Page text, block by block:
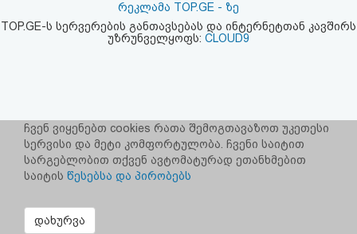
შეთანხმება
უარყოფა
რეკლამა TOP.GE - ზე
TOP.GE-ს სერვერების განთავსებას და ინტერნეტთან კავშირს
უზრუნველყოფს: CLOUD9
ჩვენ ვიყენებთ cookies რათა შემოგთავაზოთ უკეთესი
სერვისი და მეტი კომფორტულობა. ჩვენი საიტით
სარგებლობით თქვენ ავტომატურად ეთანხმებით
საიტის წესებსა და პირობებს
დახურვა